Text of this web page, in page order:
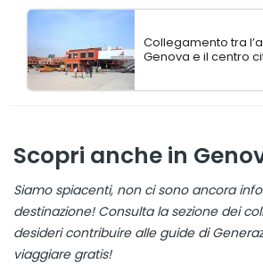
Collegamento tra
Genova e il centro
Scopri anche in
Siamo spiacenti, non ci sono ancora
destinazione! Consulta la sezione dei
desideri contribuire alle guide di
viaggiare gratis!